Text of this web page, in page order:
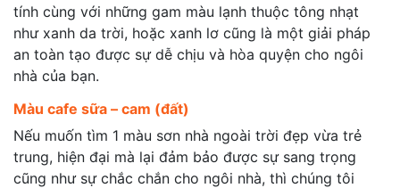
tính cùng với những gam màu lạnh thuộc tông nhạt
như xanh da trời, hoặc xanh lơ cũng là một giải pháp
an toàn tạo được sự dễ chịu và hòa quyện cho ngôi
nhà của bạn.
Màu cafe sữa – cam (đất)
Nếu muốn tìm 1 màu sơn nhà ngoài trời đẹp vừa trẻ
trung, hiện đại mà lại đảm bảo được sự sang trọng
cũng như sự chắc chắn cho ngôi nhà, thì chúng tôi